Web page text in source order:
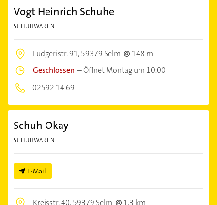
Vogt Heinrich Schuhe
SCHUHWAREN
Ludgeristr. 91,59379 Selm
148 m
Geschlossen –Öffnet Montag um 10:00
02592 14 69
Schuh Okay
SCHUHWAREN
E-Mail
Kreisstr. 40,59379 Selm
1,3 km